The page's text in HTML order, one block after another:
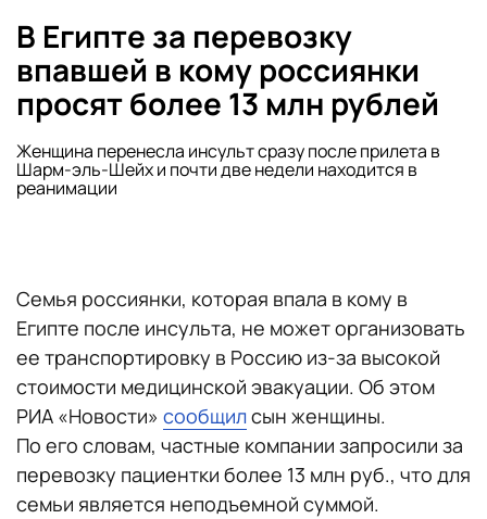
В Египте за перевозку
впавшей в кому россиянки
просят более 13 млн рублей
Женщина перенесла инсульт сразу после прилета в
Шарм-эль-Шейх и почти две недели находится в
реанимации
Семья россиянки, которая впала в кому в
Египте после инсульта, не может организовать
ее транспортировку в Россию из-за высокой
стоимости медицинской эвакуации. Об этом
РИА «Новости» сообщилсын женщины.
По его словам, частные компании запросили за
перевозку пациентки более 13 млн руб., что для
семьи является неподъемной суммой.